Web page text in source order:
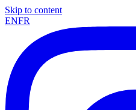
Skip to content
ENFR